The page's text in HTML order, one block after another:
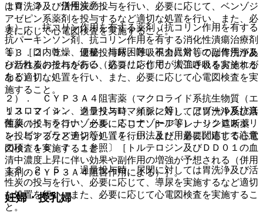
は胃洗浄及び活性炭の投与を行い、必要に応じて、ベンゾジ
アゼピン系薬剤を投与するなど適切な処置を行い、また、必
要に応じて心電図検査を実施すること。
１３．２．３． 過量投与時、呼吸不全に対しては胃洗浄及
び活性炭の投与を行い、必要に応じて、人工呼吸を実施する
など適切な処置を行い、また、必要に応じて心電図検査を実
施すること。
１３．２．４． 過量投与時、頻脈に対しては胃洗浄及び活
性炭の投与を行い、必要に応じて、β−アドレナリン遮断薬
を投与するなど適切な処置を行い、また、必要に応じて心電
図検査を実施すること。
１３．２．５． 過量投与時、尿閉に対しては胃洗浄及び活
性炭の投与を行い、必要に応じて、導尿を実施するなど適切
な処置を行い、また、必要に応じて心電図検査を実施するこ
と。
１０．２． 併用注意：
１）． 抗コリン作用を有する薬剤（抗コリン作用を有する
抗パーキンソン剤、抗コリン作用を有する消化性潰瘍治療剤
等）［口内乾燥、便秘、排尿困難、視力異常等の副作用があ
らわれるおそれがある（抗コリン作用が増強されるおそれが
ある）］。
２）． ＣＹＰ３Ａ４阻害薬（マクロライド系抗生物質（エ
リスロマイシン、クラリスロマイシン等）、アゾール系抗真
菌薬（イトラコナゾール、ミコナゾール等）、シクロスポリ
ン、ビンブラスチン等）〔７．用法及び用量に関連する注意
の項、１６．７．１参照〕［トルテロジン及びＤＤ０１の血
清中濃度上昇に伴い効果や副作用の増強が予想される（併用
薬剤のＣＹＰ３Ａ４阻害作用による）］。
妊婦・授乳婦